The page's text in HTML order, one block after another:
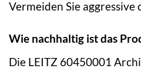
Vermeiden Sie aggressive
Wie nachhaltig ist das
Die LEITZ 60450001